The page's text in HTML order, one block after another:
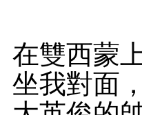
在雙西蒙
坐我對面